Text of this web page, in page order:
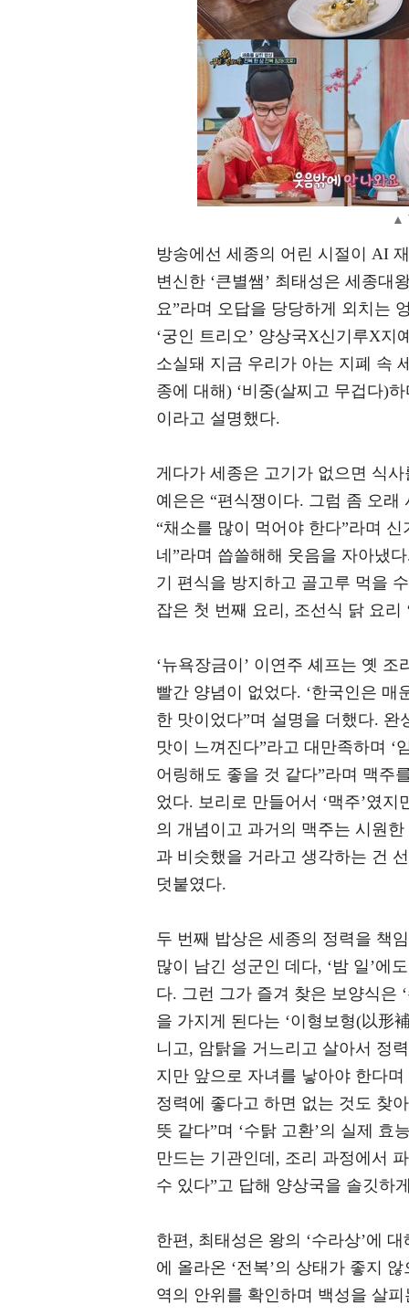
▲
방송에선 세종의 어린 시절이 AI
변신한 ‘큰별쌤’ 최태성은 세종대
요”라며 오답을 당당하게 외치는
‘궁인 트리오’ 양상국X신기루X
소실돼 지금 우리가 아는 지폐 속
종에 대해) ‘비중(살찌고 무겁다)
이라고 설명했다.
게다가 세종은 고기가 없으면 식
예은은 “편식쟁이다. 그럼 좀 오
“채소를 많이 먹어야 한다”라며
네”라며 씁쓸해해 웃음을 자아냈
기 편식을 방지하고 골고루 먹을
잡은 첫 번째 요리, 조선식 닭 요리
‘뉴욕장금이’ 이연주 셰프는 옛
빨간 양념이 없었다. ‘한국인은 매
한 맛이었다”며 설명을 더했다. 완
맛이 느껴진다”라고 대만족하며 ‘
어링해도 좋을 것 같다”라며 맥주
었다. 보리로 만들어서 ‘맥주’였
의 개념이고 과거의 맥주는 시원
과 비슷했을 거라고 생각하는 건
덧붙였다.
두 번째 밥상은 세종의 정력을 책
많이 남긴 성군인 데다, ‘밤 일’에
다. 그런 그가 즐겨 찾은 보양식은
을 가지게 된다는 ‘이형보형(以形
니고, 암탉을 거느리고 살아서 정
지만 앞으로 자녀를 낳아야 한다
정력에 좋다고 하면 없는 것도 찾
뜻 같다”며 ‘수탉 고환’의 실제 효
만드는 기관인데, 조리 과정에서
수 있다”고 답해 양상국을 솔깃하
한편, 최태성은 왕의 ‘수라상’에
에 올라온 ‘전복’의 상태가 좋지
역의 안위를 확인하며 백성을 살